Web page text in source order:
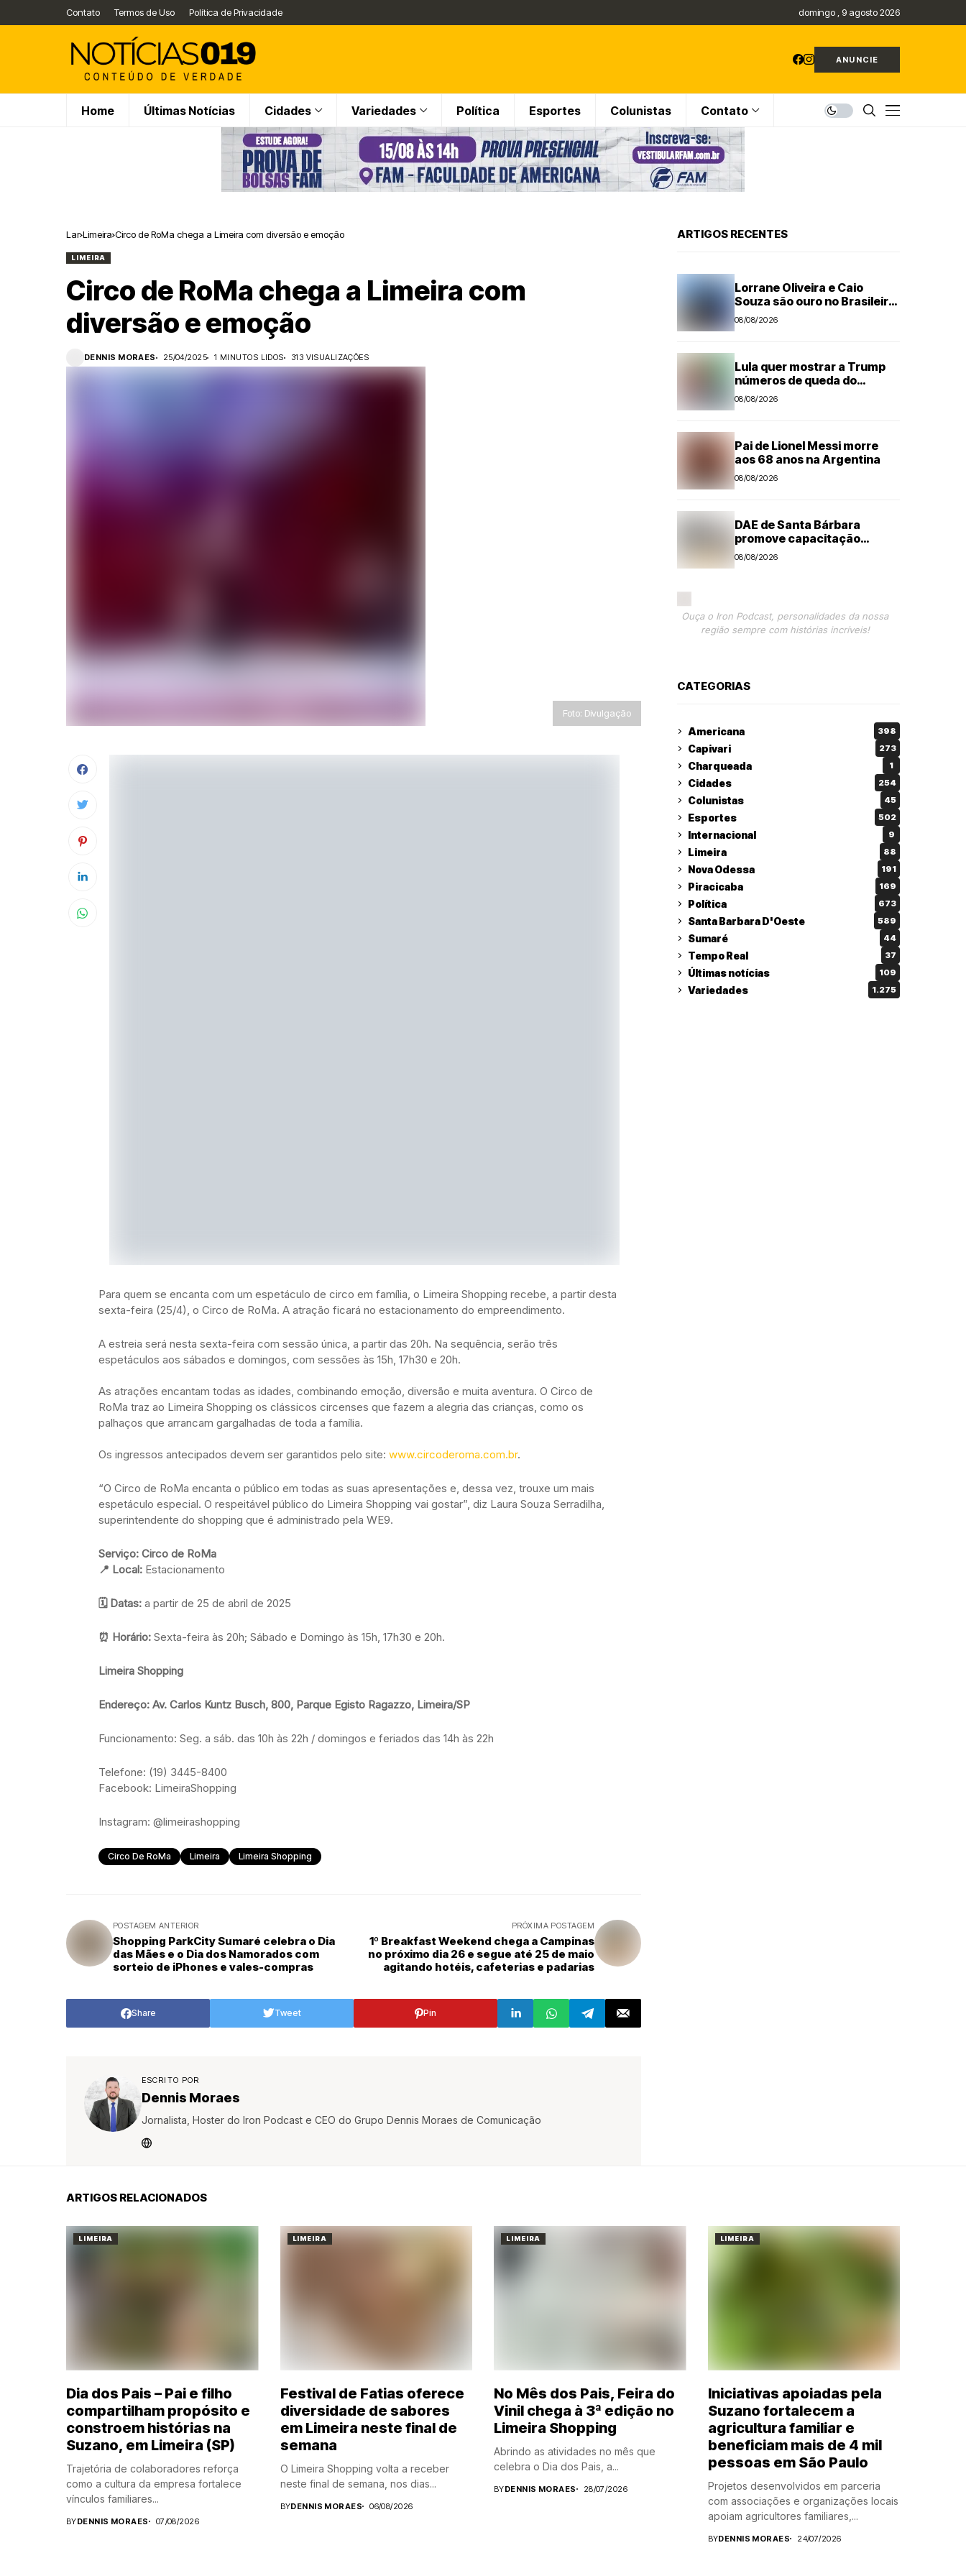
Contato Termos de Uso Política de Privacidade domingo , 9 agosto 2026
ANUNCIE
Home Últimas Notícias Cidades Variedades Política Esportes Colunistas Contato
Lar Limeira Circo de RoMa chega a Limeira com diversão e emoção
LIMEIRA
Circo de RoMa chega a Limeira com
diversão e emoção
DENNIS MORAES 25/04/2025 1 MINUTOS LIDOS 313 VISUALIZAÇÕES
Foto: Divulgação
Para quem se encanta com um espetáculo de circo em família, o Limeira Shopping recebe, a partir desta
sexta-feira (25/4), o Circo de RoMa. A atração ficará no estacionamento do empreendimento.
A estreia será nesta sexta-feira com sessão única, a partir das 20h. Na sequência, serão três
espetáculos aos sábados e domingos, com sessões às 15h, 17h30 e 20h.
As atrações encantam todas as idades, combinando emoção, diversão e muita aventura. O Circo de
RoMa traz ao Limeira Shopping os clássicos circenses que fazem a alegria das crianças, como os
palhaços que arrancam gargalhadas de toda a família.
Os ingressos antecipados devem ser garantidos pelo site: www.circoderoma.com.br.
“O Circo de RoMa encanta o público em todas as suas apresentações e, dessa vez, trouxe um mais
espetáculo especial. O respeitável público do Limeira Shopping vai gostar”, diz Laura Souza Serradilha,
superintendente do shopping que é administrado pela WE9.
Serviço: Circo de RoMa
📍 Local: Estacionamento
🗓️Datas: a partir de 25 de abril de 2025
⏰ Horário: Sexta-feira às 20h; Sábado e Domingo às 15h, 17h30 e 20h.
Limeira Shopping
Endereço: Av. Carlos Kuntz Busch, 800, Parque Egisto Ragazzo, Limeira/SP
Funcionamento: Seg. a sáb. das 10h às 22h / domingos e feriados das 14h às 22h
Telefone: (19) 3445-8400
Facebook: LimeiraShopping
Instagram: @limeirashopping
Circo De RoMa Limeira Limeira Shopping
POSTAGEM ANTERIOR
Shopping ParkCity Sumaré celebra o Dia
das Mães e o Dia dos Namorados com
sorteio de iPhones e vales-compras
PRÓXIMA POSTAGEM
1º Breakfast Weekend chega a Campinas
no próximo dia 26 e segue até 25 de maio
agitando hotéis, cafeterias e padarias
Share Tweet Pin
ESCRITO POR
Dennis Moraes
Jornalista, Hoster do Iron Podcast e CEO do Grupo Dennis Moraes de Comunicação
ARTIGOS RECENTES
Lorrane Oliveira e Caio
Souza são ouro no Brasileiro
de Ginástica
08/08/2026
Lula quer mostrar a Trump
números de queda do
desmatamento na Amazônia
08/08/2026
Pai de Lionel Messi morre
aos 68 anos na Argentina
08/08/2026
DAE de Santa Bárbara
promove capacitação
técnica e projeta economia
anual de mais de R$ 300 mil
08/08/2026
Ouça o Iron Podcast, personalidades da nossa
região sempre com histórias incríveis!
CATEGORIAS
Americana 398
Capivari 273
Charqueada 1
Cidades 254
Colunistas 45
Esportes 502
Internacional 9
Limeira 88
Nova Odessa 191
Piracicaba 169
Política 673
Santa Barbara D'Oeste 589
Sumaré 44
Tempo Real 37
Últimas notícias 109
Variedades 1.275
ARTIGOS RELACIONADOS
LIMEIRA
Dia dos Pais – Pai e filho
compartilham propósito e
constroem histórias na
Suzano, em Limeira (SP)
Trajetória de colaboradores reforça
como a cultura da empresa fortalece
vínculos familiares...
BYDENNIS MORAES 07/08/2026
LIMEIRA
Festival de Fatias oferece
diversidade de sabores
em Limeira neste final de
semana
O Limeira Shopping volta a receber
neste final de semana, nos dias...
BYDENNIS MORAES 06/08/2026
LIMEIRA
No Mês dos Pais, Feira do
Vinil chega à 3ª edição no
Limeira Shopping
Abrindo as atividades no mês que
celebra o Dia dos Pais, a...
BYDENNIS MORAES 28/07/2026
LIMEIRA
Iniciativas apoiadas pela
Suzano fortalecem a
agricultura familiar e
beneficiam mais de 4 mil
pessoas em São Paulo
Projetos desenvolvidos em parceria
com associações e organizações locais
apoiam agricultores familiares,...
BYDENNIS MORAES 24/07/2026